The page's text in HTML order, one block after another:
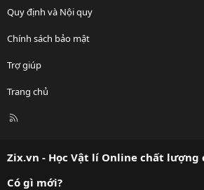
Quy định và Nội quy
Chính sách bảo mật
Trợ giúp
Trang chủ
R
Zix.vn - Học Vật lí Online chất lượng
Có gì mới?